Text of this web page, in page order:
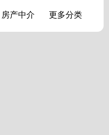
房产中介 更多分类